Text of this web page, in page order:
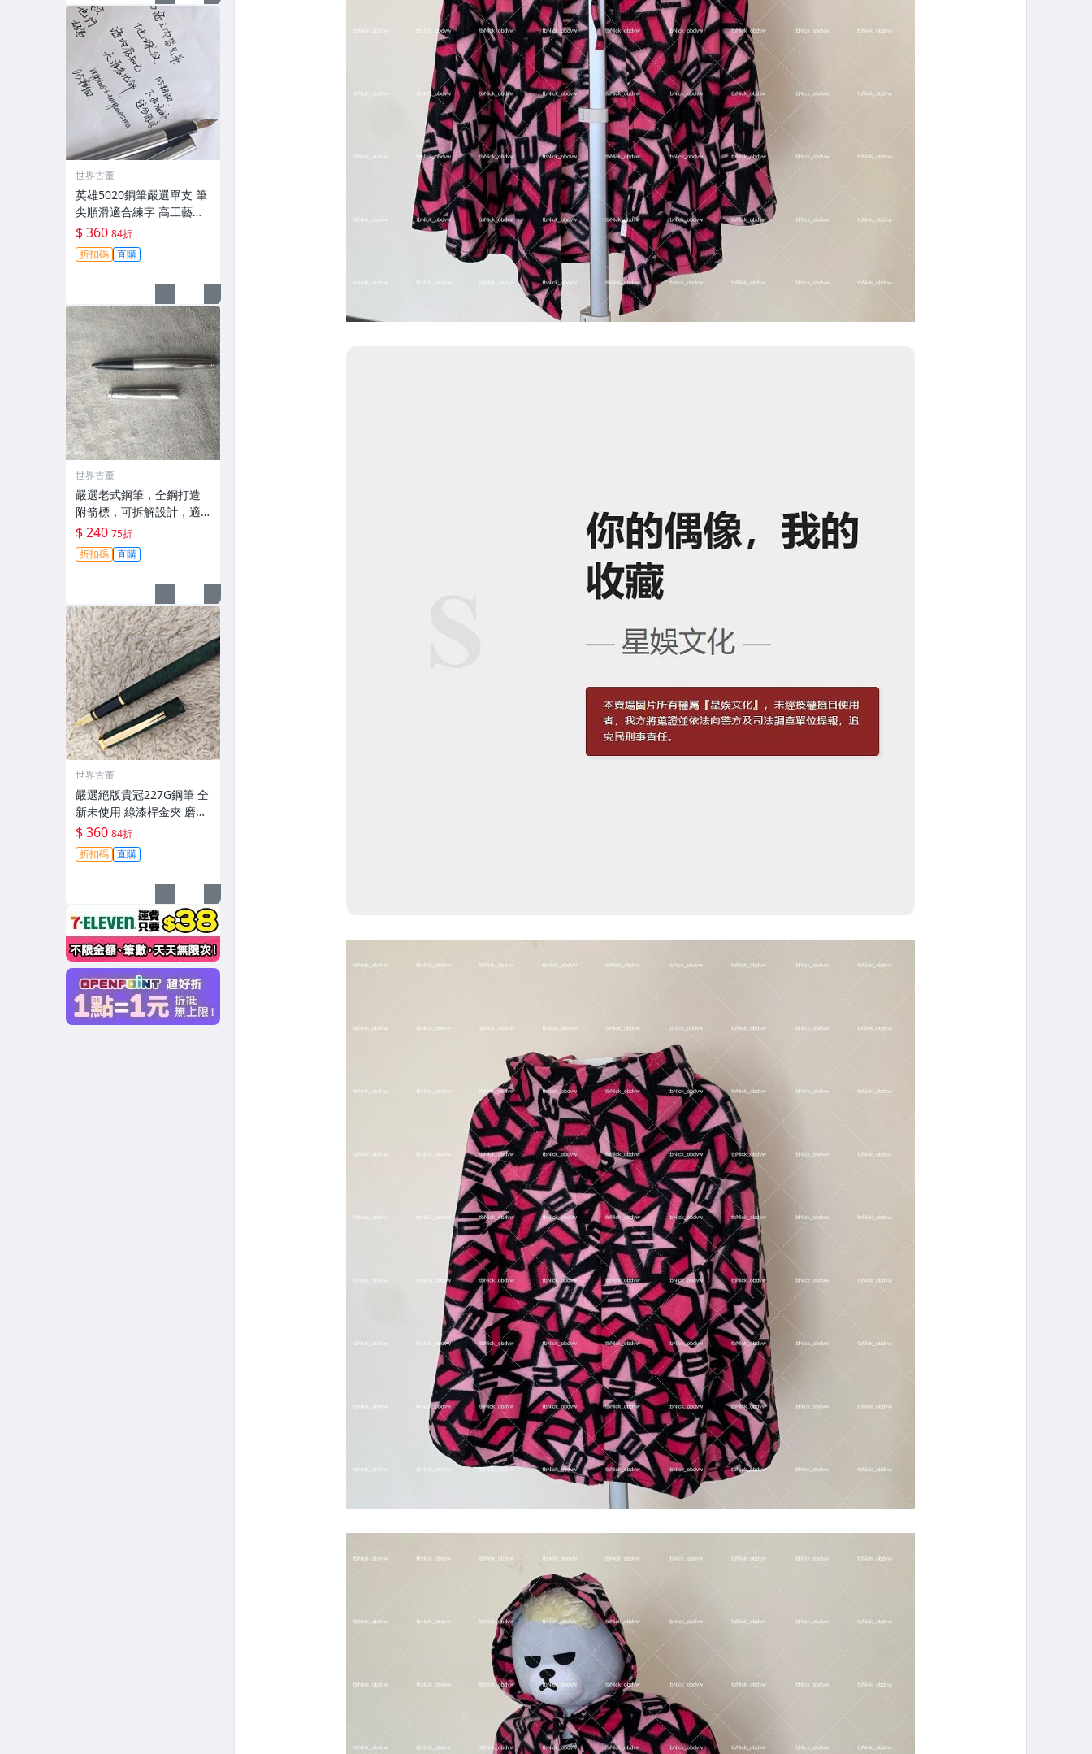
世界古董
英雄5020鋼筆嚴選單支 筆
尖順滑適合練字 高工藝打
造手感佳 英雄5020 鋪筆
卡其色 鉑金鍍工藝 經典款
式 英雄5020 鋪筆 時尚經
$ 360 84折
折扣碼 直購
世界古董
嚴選老式鋼筆，全鋼打造
附箭標，可拆解設計，適
合拍攝與收藏。影視道具
好選擇。 老鋼筆 電影道具
雑貨收藏
$ 240 75折
折扣碼 直購
世界古董
嚴選絕版貴冠227G鋼筆 全
新未使用 綠漆桿金夾 磨砂
金屬外殼 大明尖飽滿墨水
試寫順滑 適合收藏使用 老
鋼筆 條件好 銑筆
$ 360 84折
折扣碼 直購